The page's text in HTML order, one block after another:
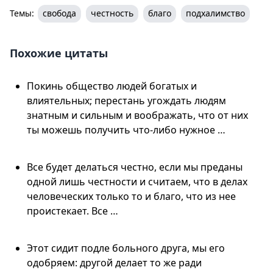
Темы: свобода честность благо подхалимство
Похожие цитаты
Покинь общество людей богатых и
влиятельных; перестань угождать людям
знатным и сильным и воображать, что от них
ты можешь получить что-либо нужное …
Все будет делаться честно, если мы преданы
одной лишь честности и считаем, что в делах
человеческих только то и благо, что из нее
проистекает. Все …
Этот сидит подле больного друга, мы его
одобряем: другой делает то же ради